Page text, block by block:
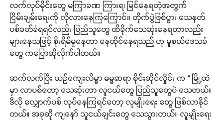
လက်လုပ်မိုင်းတွေ မကြာခဏ ကြားရ၊ မြင်နေရတဲ့အတွက်
ငြိမ်းချမ်းရေးကို လိုလားနေကြကြောင်း၊ တိုက်ပွဲဖြစ်ပွား သေနတ်
ပစ်ခတ်ခံရရင်လည်း ပြည်သူတွေ ထိခိုက်သေဆုံးနေရတာလည်း
များနေသဖြင့် စိုးရိမ်မှုနေတာ နေထိုင်နေရသည် ဟု မူစယ်ဒေသခံ
တွေ ကပြောဆိုလိုက်ပါတယ်။
ဆက်လက်ပြီး ယဉ်ကျေးလိမ္မာ ဓမ္မဆရာ စိုင်းဆိုင်လှိုင်း က “ မြို့ထဲ
မှာ လာပစ်တော့ သေဆုံးတာ လူငယ်တွေ ပြည်သူတွေပဲ သေတယ်။
ဒီလို လျှောက်ပစ် လုပ်နေကြရင်တော့ လူမျိုးရေး တွေ ဖြစ်လာနိုင်
တယ်။ အခုဆို ကျနော် သူငယ်ချင်းတွေ သေသွားတယ်။ လူမျိုးရေး